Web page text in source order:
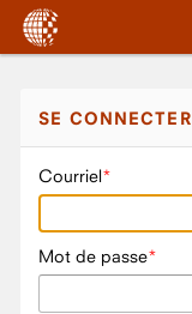
SE CONNECTER
Courriel
Mot de passe